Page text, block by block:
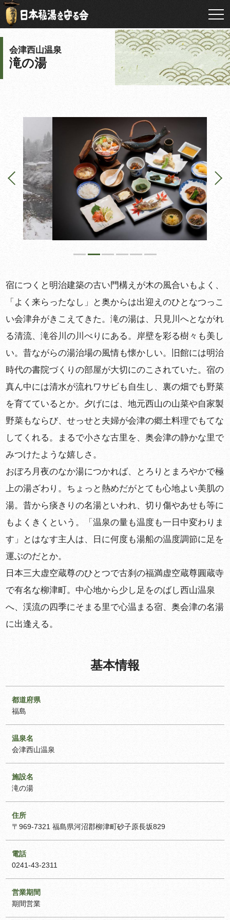
会津西山温泉
滝の湯
宿につくと明治建築の古い門構えが木の風合いもよく、
「よく来らったなし」と奥からは出迎えのひとなつっこ
い会津弁がきこえてきた。滝の湯は、只見川へとながれ
る清流、滝谷川の川べりにある。岸壁を彩る樹々も美し
い。昔ながらの湯治場の風情も懐かしい。旧館には明治
時代の書院づくりの部屋が大切にのこされていた。宿の
真ん中には清水が流れワサビも自生し、裏の畑でも野菜
を育てているとか。夕げには、地元西山の山菜や自家製
野菜もならび、せっせと夫婦が会津の郷土料理でもてな
してくれる。まるで小さな古里を、奥会津の静かな里で
みつけたような嬉しさ。
おぼろ月夜のなか湯につかれば、とろりとまろやかで極
上の湯ざわり。ちょっと熱めだがとても心地よい美肌の
湯。昔から痰きりの名湯といわれ、切り傷やあせも等に
もよくきくという。「温泉の量も温度も一日中変わりま
す」とはなす主人は、日に何度も湯船の温度調節に足を
運ぶのだとか。
日本三大虚空蔵尊のひとつで古刹の福満虚空蔵尊圓蔵寺
で有名な柳津町。中心地から少し足をのばし西山温泉
へ、渓流の四季にそまる里で心温まる宿、奥会津の名湯
に出逢える。
基本情報
都道府県
福島
温泉名
会津西山温泉
施設名
滝の湯
住所
〒969-7321 福島県河沼郡柳津町砂子原長坂829
電話
0241-43-2311
営業期間
期間営業